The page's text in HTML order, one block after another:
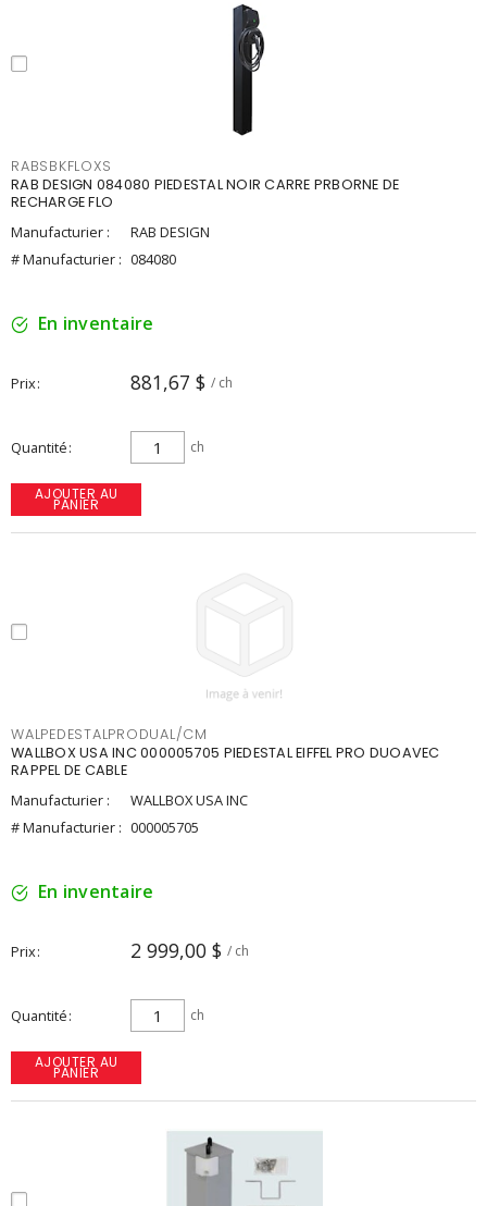
RABSBKFLOXS
RAB DESIGN 084080 PIEDESTAL NOIR CARRE PRBORNE DE
RECHARGE FLO
Manufacturier :
RAB DESIGN
# Manufacturier : 084080
En inventaire
Prix 881,67 $ / ch
Quantité ch
AJOUTER AU
PANIER
WALPEDESTALPRODUAL/CM
WALLBOX USA INC 000005705 PIEDESTAL EIFFEL PRO DUOAVEC
RAPPEL DE CABLE
Manufacturier :
WALLBOX USA INC
# Manufacturier : 000005705
En inventaire
Prix 2 999,00 $ / ch
Quantité ch
AJOUTER AU
PANIER